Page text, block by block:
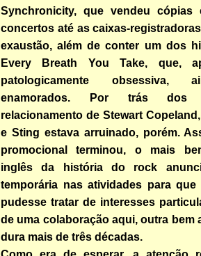
Synchronicity, que vendeu cópias
concertos até as caixas-
exaustão, além de conter um dos
Every Breath You Take, que,
patologicamente obsessiva,
enamorados. Por trás dos
relacionamento de Stewart
e Sting estava arruinado, porém.
promocional terminou, o mais
inglês da história do rock
temporária nas atividades para que
pudesse tratar de interesses
de uma colaboração aqui, outra bem
dura mais de três décadas.